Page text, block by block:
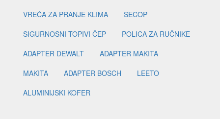
VREĆA ZA PRANJE KLIMA
SECOP
SIGURNOSNI TOPIVI ČEP
POLICA ZA RUČNIKE
ADAPTER DEWALT
ADAPTER MAKITA
MAKITA
ADAPTER BOSCH
LEETO
ALUMINIJSKI KOFER